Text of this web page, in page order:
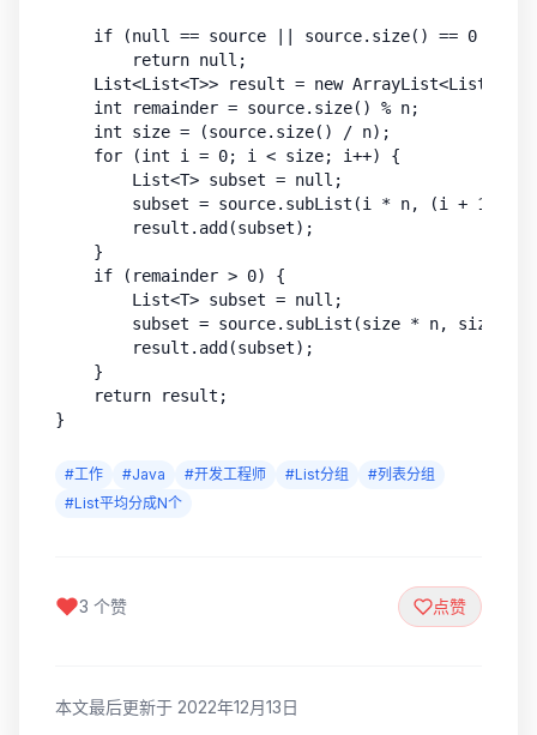
if (null == source || source.size() == 0 || n
        return null;
List<List<T>> result = new
    int remainder = source.size() % n;
    int size = (source.size() / n);
    for (int i = 0; i < size; i++) {
        List<T> subset = null;
subset = source.subList(i * n, (i + 1) *
        result.add(subset);
    }
    if (remainder > 0) {
        List<T> subset = null;
subset = source.subList(size * n, size *
        result.add(subset);
    }
    return result;
#工作 #Java #开发工程师 #List分组
#列表分组
#List平均分成N个
3 个赞 点赞
本文最后更新于 2022年12月13日